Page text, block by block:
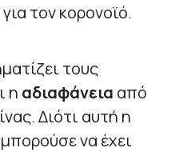
τον κορονοϊό.
τους
η αδιαφάνεια από
Διότι αυτή η
να έχει